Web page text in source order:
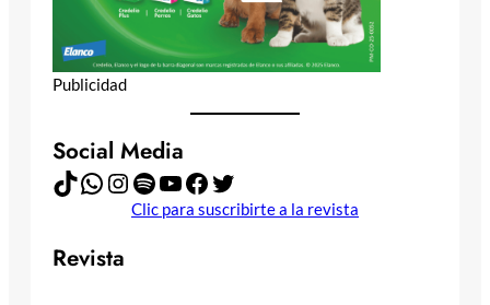
Publicidad
Social Media
TikTok WhatsApp Instagram Spotify YouTube Facebook Twitter
Clic para suscribirte a la revista
Revista